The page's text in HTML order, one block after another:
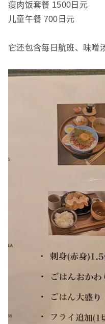
瘦肉饭套餐 1500日元
儿童午餐 700日元
它还包含每日航班、味噌